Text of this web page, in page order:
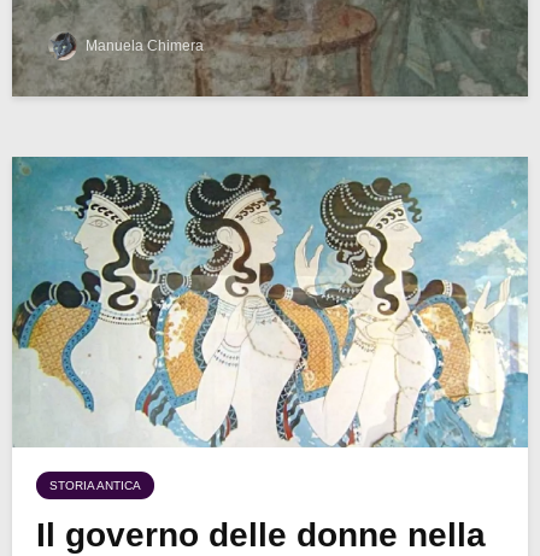
Manuela Chimera
STORIA ANTICA
Il governo delle donne nella